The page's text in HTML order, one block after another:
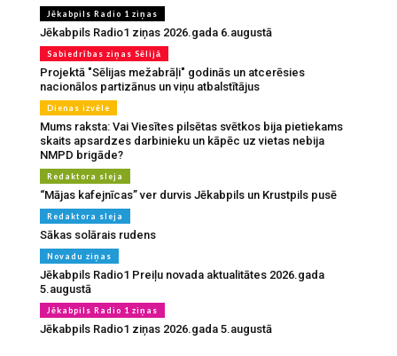
Jēkabpils Radio 1 ziņas
Jēkabpils Radio1 ziņas 2026.gada 6.augustā
Sabiedrības ziņas Sēlijā
Projektā "Sēlijas mežabrāļi" godinās un atcerēsies
nacionālos partizānus un viņu atbalstītājus
Dienas izvēle
Mums raksta: Vai Viesītes pilsētas svētkos bija pietiekams
skaits apsardzes darbinieku un kāpēc uz vietas nebija
NMPD brigāde?
Redaktora sleja
“Mājas kafejnīcas” ver durvis Jēkabpils un Krustpils pusē
Redaktora sleja
Sākas solārais rudens
Novadu ziņas
Jēkabpils Radio1 Preiļu novada aktualitātes 2026.gada
5.augustā
Jēkabpils Radio 1 ziņas
Jēkabpils Radio1 ziņas 2026.gada 5.augustā